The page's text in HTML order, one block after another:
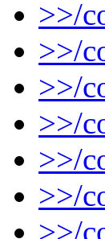
>>/
>>/
>>/
>>/
>>/
>>/
>>/